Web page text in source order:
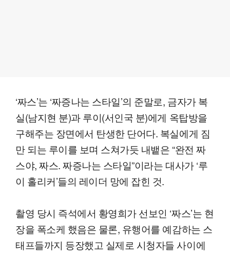
‘짜스’는 ‘짜증나는 스타일’의 준말로, 금자가 복
실(남지현 분)과 루이(서인국 분)에게 옥탑방을
구해주는 장면에서 탄생한 단어다. 복실에게 짐
만 되는 루이를 보며 스쳐가듯 내뱉은 “완전 짜
스야, 짜스. 짜증나는 스타일”이라는 대사가 ‘루
이 홀리커’들의 레이더 망에 잡힌 것.
촬영 당시 즉석에서 황영희가 선보인 ‘짜스’는 현
장을 폭소케 했음은 물론, 유행어를 예감하는 스
태프들까지 등장했고 실제로 시청자들 사이에